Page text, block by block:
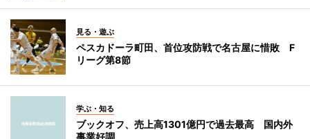
見る・遊ぶ
ペスカドーラ町田、首位攻防戦で名古屋に惜敗 F
リーグ第8節
学ぶ・知る
ブックオフ、売上高1301億円で過去最高 国内外
事業好調